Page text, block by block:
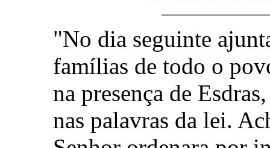
"No dia seguinte
famílias de todo o
na presença de
nas palavras da lei.